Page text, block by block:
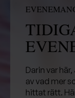
Darin var
av vad mer
hittat rätt.